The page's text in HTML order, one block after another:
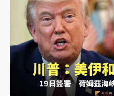
旅局回應了
中信慈善基金會想增加董
駁 理由曝光
故宮《龍藏經》特展第2
周六起展出延長至晚上7時
台東農業處長涉圖利渡